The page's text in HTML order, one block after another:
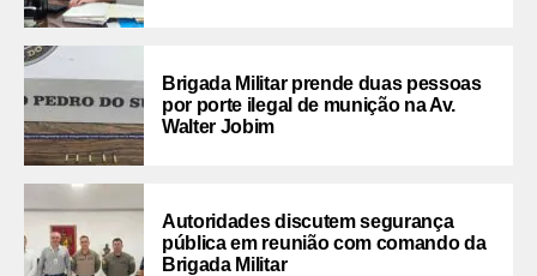
Brigada Militar prende duas pessoas
por porte ilegal de munição na Av.
Walter Jobim
Autoridades discutem segurança
pública em reunião com comando da
Brigada Militar